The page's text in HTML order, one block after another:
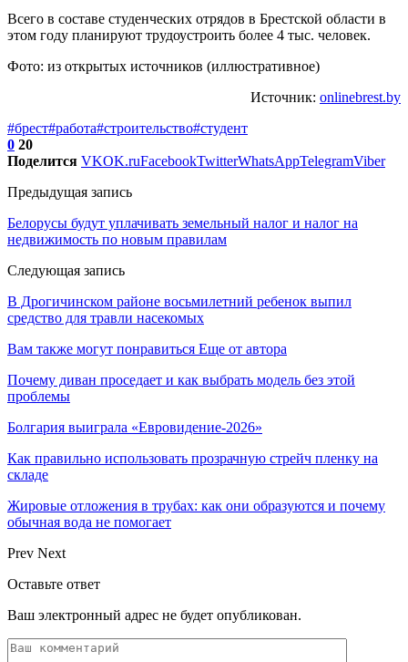
Всего в составе студенческих отрядов в Брестской области в
этом году планируют трудоустроить более 4 тыс. человек.
Фото: из открытых источников (иллюстративное)
Источник: onlinebrest.by
#брест#работа#строительство#студент
0 20
Поделится VKOK.ruFacebookTwitterWhatsAppTelegramViber
Предыдущая запись
Белорусы будут уплачивать земельный налог и налог на
недвижимость по новым правилам
Следующая запись
В Дрогичинском районе восьмилетний ребенок выпил
средство для травли насекомых
Вам также могут понравиться Еще от автора
Почему диван проседает и как выбрать модель без этой
проблемы
Болгария выиграла «Евровидение-2026»
Как правильно использовать прозрачную стрейч пленку на
складе
Жировые отложения в трубах: как они образуются и почему
обычная вода не помогает
Prev Next
Оставьте ответ
Ваш электронный адрес не будет опубликован.